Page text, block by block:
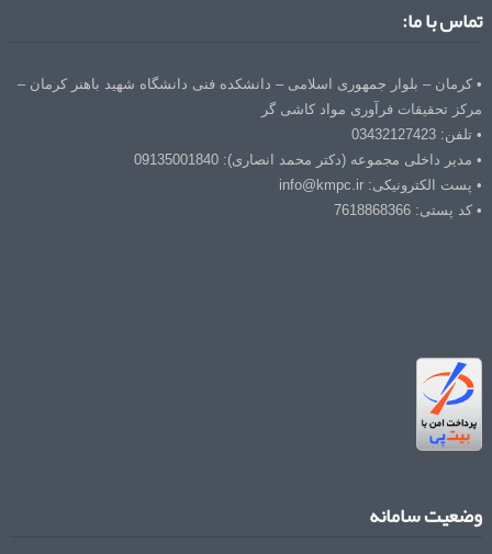
تماس با ما:
• کرمان – بلوار جمهوری اسلامی – دانشکده فنی دانشگاه شهید باهنر کرمان –
مرکز تحقیقات فرآوری مواد کاشی گر
• تلفن: 03432127423
• مدیر داخلی مجموعه (دکتر محمد انصاری): 09135001840
• پست الکترونیکی: info@kmpc.ir
• کد پستی: 7618868366
وضعیت سامانه